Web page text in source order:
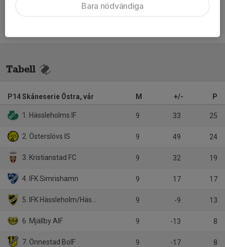
Tabell
P14 Skåneserie Östra, vår M +/- P
1. Hässleholms IF 9 33 25
2. Österslövs IS 9 49 24
3. Kristianstad FC 9 32 19
4. IFK Simrishamn 9 17 17
5. IFK Hässleholm/Hästveda IF 9 -9 13
6. Mjällby AIF 9 -13 8
7. Önnestad BoIF 9 -17 8
Bara nödvändiga